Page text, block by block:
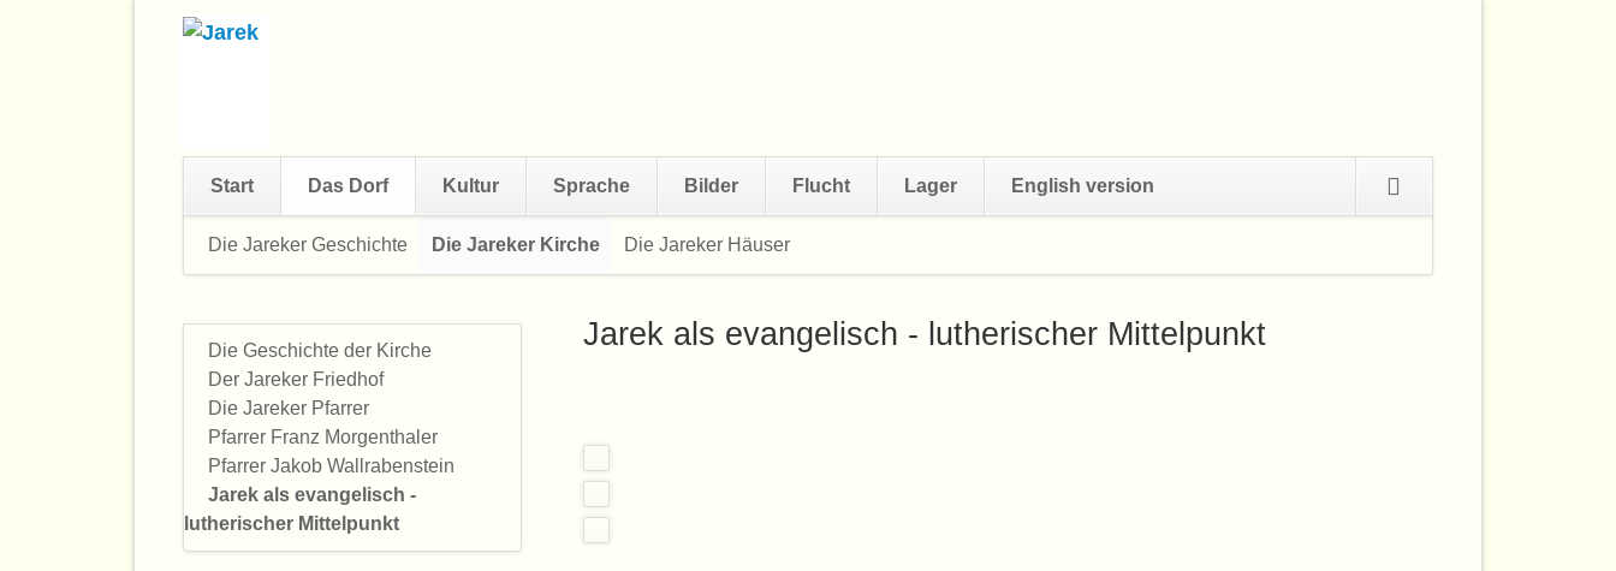
überspringen
Start Das Dorf Kultur Sprache Bilder Flucht Lager English version
überspringen
Die Jareker Geschichte Die Jareker Kirche Die Jareker Häuser
Jarek als evangelisch - lutherischer Mittelpunkt
Die Geschichte der Kirche
Der Jareker Friedhof
Die Jareker Pfarrer
Pfarrer Franz Morgenthaler
Pfarrer Jakob Wallrabenstein
Jarek als evangelisch -
lutherischer Mittelpunkt